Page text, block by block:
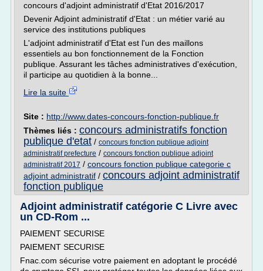
concours d'adjoint administratif d'Etat 2016/2017
Devenir Adjoint administratif d'Etat : un métier varié au
service des institutions publiques
L'adjoint administratif d'Etat est l'un des maillons
essentiels au bon fonctionnement de la Fonction
publique. Assurant les tâches administratives d'exécution,
il participe au quotidien à la bonne...
Lire la suite
Site : http://www.dates-concours-fonction-publique.fr
Thèmes liés : concours administratifs fonction
publique d'etat / concours fonction publique adjoint
administratif prefecture / concours fonction publique adjoint
administratif 2017 / concours fonction publique categorie c
adjoint administratif / concours adjoint administratif
fonction publique
Adjoint administratif catégorie C Livre avec
un CD-Rom ...
PAIEMENT SECURISE
PAIEMENT SECURISE
Fnac.com sécurise votre paiement en adoptant le procédé